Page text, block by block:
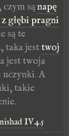
czym sąnapę
głębi pragni
są te
taka jesttwoj
jest twoja
A
takie
IV.4.5